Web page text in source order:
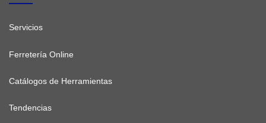
Servicios
Ferretería Online
Catálogos de Herramientas
Tendencias